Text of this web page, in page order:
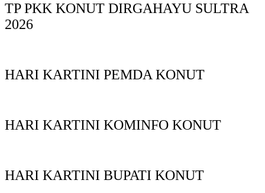
TP PKK KONUT DIRGAHAYU SULTRA
2026
HARI KARTINI PEMDA KONUT
HARI KARTINI KOMINFO KONUT
HARI KARTINI BUPATI KONUT